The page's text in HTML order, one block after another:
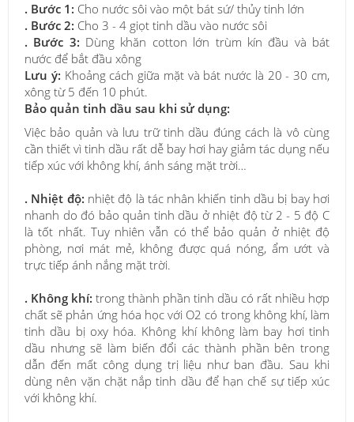
. Bước 1: Cho nước sôi vào một bát sứ/ thủy tinh lớn
. Bước 2: Cho 3 - 4 giọt tinh dầu vào nước sôi
. Bước 3: Dùng khăn cotton lớn trùm kín đầu và bát
nước để bắt đầu xông
Lưu ý: Khoảng cách giữa mặt và bát nước là 20 - 30 cm,
xông từ 5 đến 10 phút.
Bảo quản tinh dầu sau khi sử dụng:
Việc bảo quản và lưu trữ tinh dầu đúng cách là vô cùng
cần thiết vì tinh dầu rất dễ bay hơi hay giảm tác dụng nếu
tiếp xúc với không khí, ánh sáng mặt trời…
. Nhiệt độ: nhiệt độ là tác nhân khiến tinh dầu bị bay hơi
nhanh do đó bảo quản tinh dầu ở nhiệt độ từ 2 - 5 độ C
là tốt nhất. Tuy nhiên vẫn có thể bảo quản ở nhiệt độ
phòng, nơi mát mẻ, không được quá nóng, ẩm ướt và
trực tiếp ánh nắng mặt trời.
. Không khí: trong thành phần tinh dầu có rất nhiều hợp
chất sẽ phản ứng hóa học với O2 có trong không khí, làm
tinh dầu bị oxy hóa. Không khí không làm bay hơi tinh
dầu nhưng sẽ làm biến đổi các thành phần bên trong
dẫn đến mất công dụng trị liệu như ban đầu. Sau khi
dùng nên vặn chặt nắp tinh dầu để hạn chế sự tiếp xúc
với không khí.